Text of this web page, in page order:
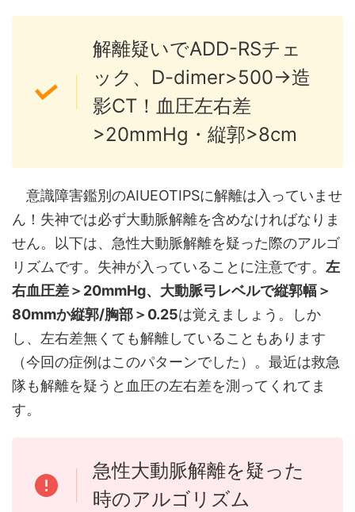
解離疑いでADD-RSチェ
ック、D-dimer>500→造
影CT！血圧左右差
>20mmHg・縦郭>8cm
意識障害鑑別のAIUEOTIPSに解離は入っていませ
ん！失神では必ず大動脈解離を含めなければなりま
せん。以下は、急性大動脈解離を疑った際のアルゴ
リズムです。失神が入っていることに注意です。 左
右血圧差＞20mmHg、大動脈弓レベルで縦郭幅＞
80mmか縦郭/胸部＞0.25は覚えましょう。しか
し、左右差無くても解離していることもあります
（今回の症例はこのパターンでした）。最近は救急
隊も解離を疑うと血圧の左右差を測ってくれてま
す。
急性大動脈解離を疑った
時のアルゴリズム